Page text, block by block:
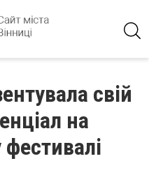
свій
на